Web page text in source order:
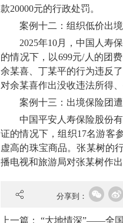
款20000元的行政处罚。
案例十二：组织低价出境
2025年10月，中国人寿保
的情况下，以699元/人的团
余某喜、丁某平的行为违反
对余某喜作出没收违法所得
案例十三：出境保险团遭
中国平安人寿保险股份有
证的情况下，组织17名游客
虚高的珠宝商品。张某树的
播电视和旅游局对张某树作
分享到：
上一篇： “大地情深”——全